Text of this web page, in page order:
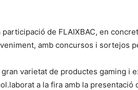
de FLAIXBAC, en
amb concursos i sortejos
gran varietat de productes gaming i
a la fira amb la presentació